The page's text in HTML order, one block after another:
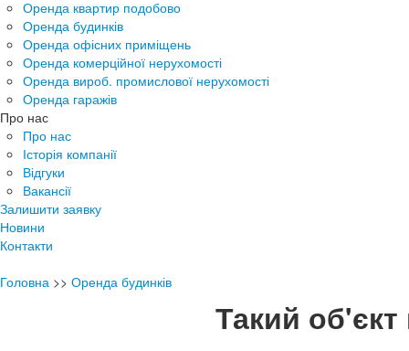
Оренда квартир подобово
Оренда будинків
Оренда офісних приміщень
Оренда комерційної нерухомості
Оренда вироб. промислової нерухомості
Оренда гаражів
Про нас
Про нас
Історія компанії
Відгуки
Вакансії
Залишити заявку
Новини
Контакти
Головна >> Оренда будинків
Такий об'єкт